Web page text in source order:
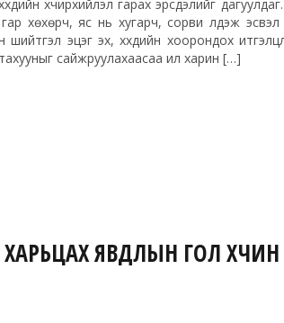
хүчирхийлэл гарах эрсдэлийг
гар хөхөрч, яс нь хугарч, сорви үлдэж
эцэг эх, хүүхдийн хоорондох
сайжруулахаасаа илүү харин […]
ХАРЬЦАХ ЯВДЛЫН ГОЛ